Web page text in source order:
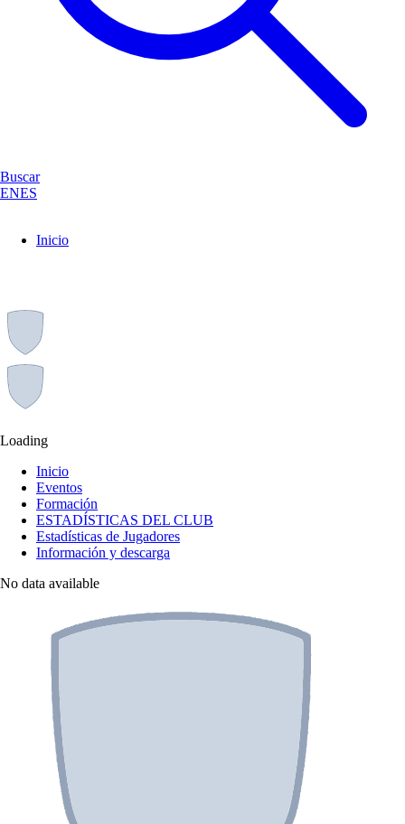
Buscar
ENES
Inicio
Loading
Inicio
Eventos
Formación
ESTADÍSTICAS DEL CLUB
Estadísticas de Jugadores
Información y descarga
No data available